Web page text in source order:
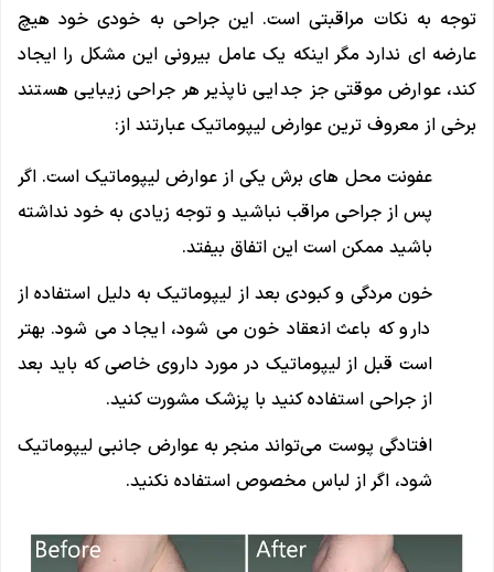
توجه به نکات مراقبتی است. این جراحی به خودی خود هیچ
عارضه ای ندارد مگر اینکه یک عامل بیرونی این مشکل را ایجاد
کند، عوارض موقتی جز جدایی ناپذیر هر جراحی زیبایی هستند
برخی از معروف ترین عوارض لیپوماتیک عبارتند از:
عفونت محل های برش یکی از عوارض لیپوماتیک است. اگر
پس از جراحی مراقب نباشید و توجه زیادی به خود نداشته
باشید ممکن است این اتفاق بیفتد.
خون مردگی و کبودی بعد از لیپوماتیک به دلیل استفاده از
دارو که باعث انعقاد خون می شود، ایجاد می شود. بهتر
است قبل از لیپوماتیک در مورد داروی خاصی که باید بعد
از جراحی استفاده کنید با پزشک مشورت کنید.
افتادگی پوست می‌تواند منجر به عوارض جانبی لیپوماتیک
شود، اگر از لباس مخصوص استفاده نکنید.